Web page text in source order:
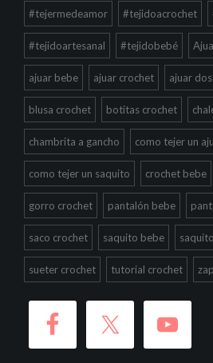
#tejermedeamor #tejidoacrochet
#tejidoartesanal #tejidobebé
ajuar bebe ajuar crochet ajuar
blusa crochet botitas crochet
chambrita a gancho como tejer un
como tejer un saquito crochet bebe
gorro crochet pantalón bebe
saco crochet saquito bebe
sueter crochet tutorial crochet